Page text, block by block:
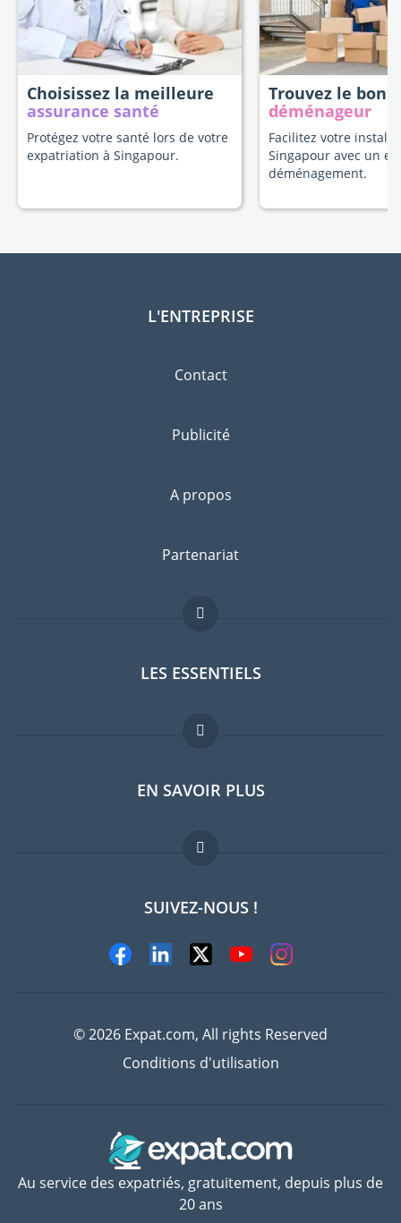
Choisissez la meilleure
assurance santé
Protégez votre santé lors de votre
expatriation à Singapour.
Trouvez le bon
déménageur
Facilitez votre
Singapour avec un
déménagement.
L'ENTREPRISE
Contact
Publicité
A propos
Partenariat
LES ESSENTIELS
Forum expatriés
Guides pays
Offres d'emploi
EN SAVOIR PLUS
FAQ
Experts
SUIVEZ-NOUS !
© 2026 Expat.com, All rights Reserved
Conditions d'utilisation
Au service des expatriés, gratuitement, depuis plus de
20 ans